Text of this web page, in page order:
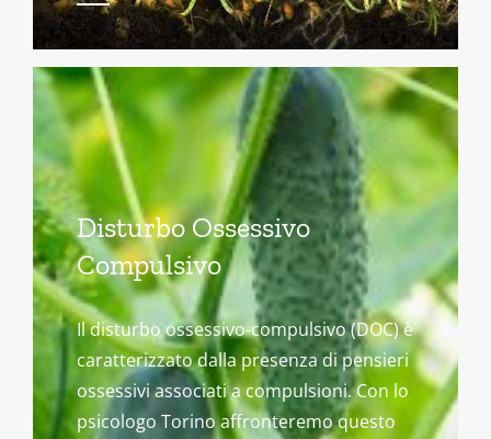
Disturbo Ossessivo
Compulsivo
Il disturbo ossessivo-compulsivo (DOC) è
caratterizzato dalla presenza di pensieri
ossessivi associati a compulsioni. Con lo
psicologo Torino affronteremo questo